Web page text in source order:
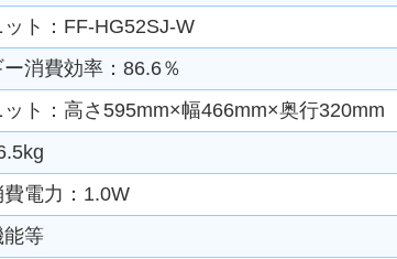
ト：FF-HG52SJ-W
消費効率：86.6％
ト：高さ595mm×幅466mm×奥行320mm
電力：1.0W
等